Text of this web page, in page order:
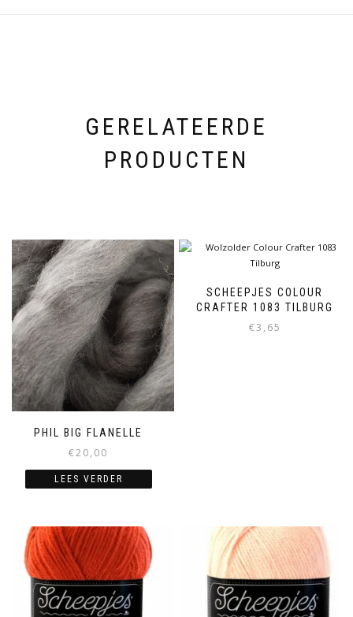
GERELATEERDE
PRODUCTEN
PHIL BIG FLANELLE
€20,00
LEES VERDER
SCHEEPJES COLOUR
CRAFTER 1083 TILBURG
€3,65